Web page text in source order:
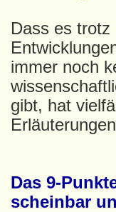
Dass es trotz
immer noch
gibt, hat
Das 9-
scheinbar